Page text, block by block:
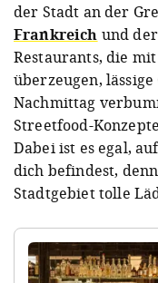
der Stadt an der
Frankreich und
Restaurants, die
überzeugen,
Nachmittag
Streetfood-
Dabei ist es egal,
dich befindest,
Stadtgebiet tolle